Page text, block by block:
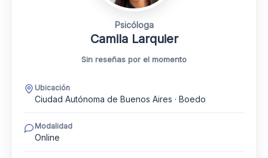
Psicóloga
Camila Larquier
Sin reseñas por el momento
Ubicación
Ciudad Autónoma de Buenos Aires · Boedo
Modalidad
Online